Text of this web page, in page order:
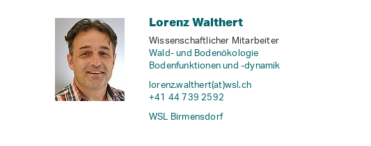
Lorenz Walthert
Wissenschaftlicher Mitarbeiter
Wald- und Bodenökologie
Bodenfunktionen und -dynamik
lorenz.walthert(at)wsl.ch
+41 44 739 2592
WSL Birmensdorf